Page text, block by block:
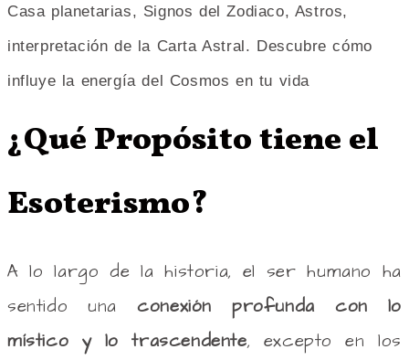
Casa planetarias, Signos del Zodiaco, Astros,
interpretación de la Carta Astral. Descubre cómo
influye la energía del Cosmos en tu vida
¿Qué Propósito tiene el
Esoterismo?
A lo largo de la historia, el ser humano ha
sentido unaconexión profunda con lo
místico y lo trascendente, excepto en los